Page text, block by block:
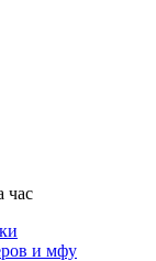
час
и мфу